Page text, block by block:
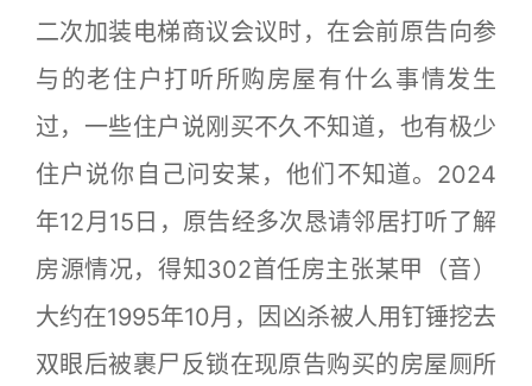
二次加装电梯商议会议时，在会前原告向参
与的老住户打听所购房屋有什么事情发生
过，一些住户说刚买不久不知道，也有极少
住户说你自己问安某，他们不知道。2024
年12月15日，原告经多次恳请邻居打听了解
房源情况，得知302首任房主张某甲（音）
大约在1995年10月，因凶杀被人用钉锤挖去
双眼后被裹尸反锁在现原告购买的房屋厕所